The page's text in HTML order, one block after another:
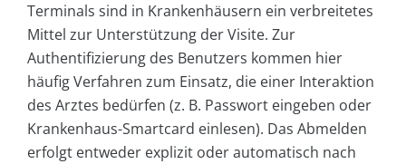
Terminals sind in Krankenhäusern ein verbreitetes
Mittel zur Unterstützung der Visite. Zur
Authentifizierung des Benutzers kommen hier
häufig Verfahren zum Einsatz, die einer Interaktion
des Arztes bedürfen (z. B. Passwort eingeben oder
Krankenhaus-Smartcard einlesen). Das Abmelden
erfolgt entweder explizit oder automatisch nach